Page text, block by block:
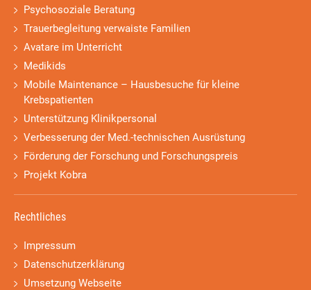
Psychosoziale Beratung
Trauerbegleitung verwaiste Familien
Avatare im Unterricht
Medikids
Mobile Maintenance – Hausbesuche für kleine
Krebspatienten
Unterstützung Klinikpersonal
Verbesserung der Med.-technischen Ausrüstung
Förderung der Forschung und Forschungspreis
Projekt Kobra
Rechtliches
Impressum
Datenschutzerklärung
Umsetzung Webseite